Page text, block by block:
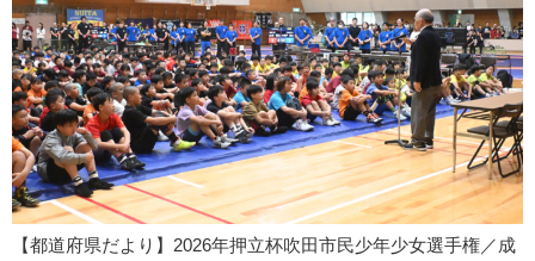
【都道府県だより】2026年押立杯吹田市民少年少女選手権／成